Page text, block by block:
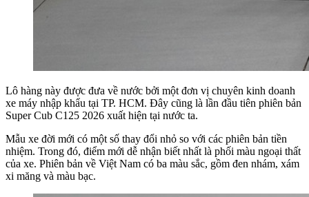
Lô hàng này được đưa về nước bởi một đơn vị chuyên kinh doanh
xe máy nhập khẩu tại TP. HCM. Đây cũng là lần đầu tiên phiên bản
Super Cub C125 2026 xuất hiện tại nước ta.
Mẫu xe đời mới có một số thay đổi nhỏ so với các phiên bản tiền
nhiệm. Trong đó, điểm mới dễ nhận biết nhất là phối màu ngoại thất
của xe. Phiên bản về Việt Nam có ba màu sắc, gồm đen nhám, xám
xi măng và màu bạc.